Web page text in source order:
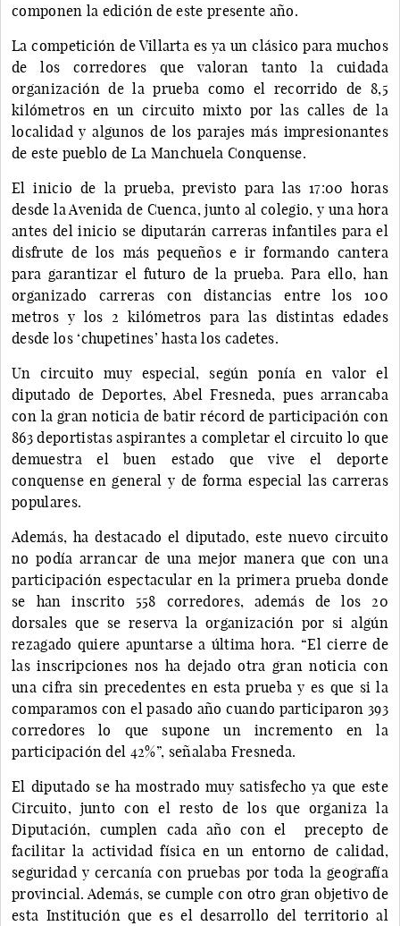
componen la edición de este presente año.
La competición de Villarta es ya un clásico para muchos
de los corredores que valoran tanto la cuidada
organización de la prueba como el recorrido de 8,5
kilómetros en un circuito mixto por las calles de la
localidad y algunos de los parajes más impresionantes
de este pueblo de La Manchuela Conquense.
El inicio de la prueba, previsto para las 17:00 horas
desde la Avenida de Cuenca, junto al colegio, y una hora
antes del inicio se diputarán carreras infantiles para el
disfrute de los más pequeños e ir formando cantera
para garantizar el futuro de la prueba. Para ello, han
organizado carreras con distancias entre los 100
metros y los 2 kilómetros para las distintas edades
desde los ‘chupetines’ hasta los cadetes.
Un circuito muy especial, según ponía en valor el
diputado de Deportes, Abel Fresneda, pues arrancaba
con la gran noticia de batir récord de participación con
863 deportistas aspirantes a completar el circuito lo que
demuestra el buen estado que vive el deporte
conquense en general y de forma especial las carreras
populares.
Además, ha destacado el diputado, este nuevo circuito
no podía arrancar de una mejor manera que con una
participación espectacular en la primera prueba donde
se han inscrito 558 corredores, además de los 20
dorsales que se reserva la organización por si algún
rezagado quiere apuntarse a última hora. “El cierre de
las inscripciones nos ha dejado otra gran noticia con
una cifra sin precedentes en esta prueba y es que si la
comparamos con el pasado año cuando participaron 393
corredores lo que supone un incremento en la
participación del 42%”, señalaba Fresneda.
El diputado se ha mostrado muy satisfecho ya que este
Circuito, junto con el resto de los que organiza la
Diputación, cumplen cada año con el precepto de
facilitar la actividad física en un entorno de calidad,
seguridad y cercanía con pruebas por toda la geografía
provincial. Además, se cumple con otro gran objetivo de
esta Institución que es el desarrollo del territorio al